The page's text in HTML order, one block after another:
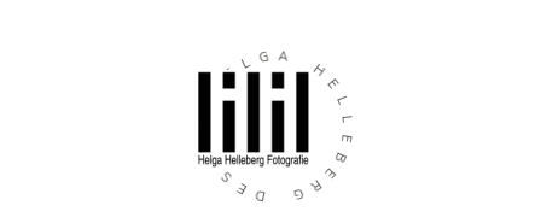
H
E
L G A
H
E
L
L
E
B
E
R
G
D
E
S
I